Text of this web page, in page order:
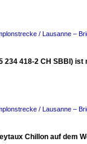
/ Lausanne –
418-2 CH SBBI)
/ Lausanne –
Chillon auf dem